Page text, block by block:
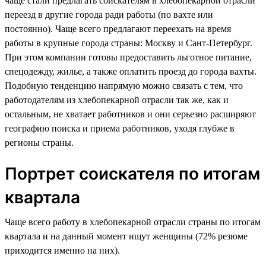
переезд в другие города ради работы (по вахте или
постоянно). Чаще всего предлагают переехать на время
работы в крупные города страны: Москву и Сант-Петербург.
При этом компании готовы предоставить льготное питание,
спецодежду, жилье, а также оплатить проезд до города вахты.
Подобную тенденцию напрямую можно связать с тем, что
работодателям из хлебопекарной отрасли так же, как и
остальным, не хватает работников и они серьезно расширяют
географию поиска и приема работников, уходя глубже в
регионы страны.
Портрет соискателя по итогам
квартала
Чаще всего работу в хлебопекарной отрасли страны по итогам
квартала и на данный момент ищут женщины (72% резюме
приходится именно на них).